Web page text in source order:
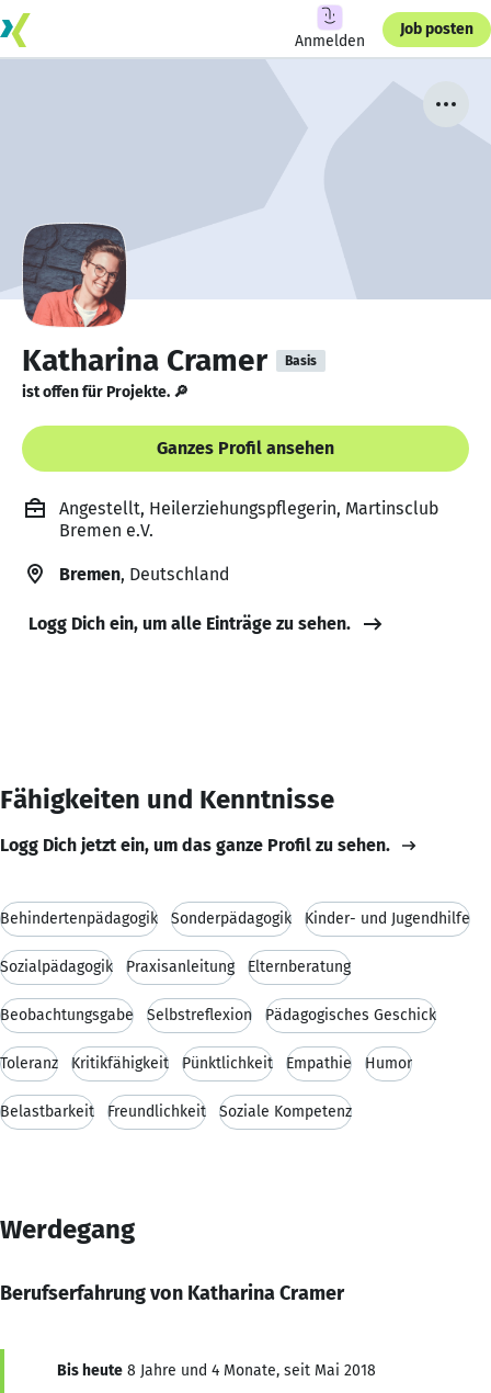
Anmelden
Job posten
Katharina Cramer Basis
ist offen für Projekte. 🔎
Ganzes Profil ansehen
Angestellt, Heilerziehungspflegerin, Martinsclub
Bremen e.V.
Bremen, Deutschland
Logg Dich ein, um alle Einträge zu sehen.
Fähigkeiten und Kenntnisse
Logg Dich jetzt ein, um das ganze Profil zu sehen.
Behindertenpädagogik Sonderpädagogik Kinder- und Jugendhilfe
Sozialpädagogik Praxisanleitung Elternberatung
Beobachtungsgabe Selbstreflexion Pädagogisches Geschick
Toleranz Kritikfähigkeit Pünktlichkeit Empathie Humor
Belastbarkeit Freundlichkeit Soziale Kompetenz
Werdegang
Berufserfahrung von Katharina Cramer
Bis heute 8 Jahre und 4 Monate, seit Mai 2018